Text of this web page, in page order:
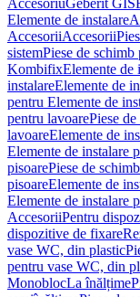
AccesoriuGeberit GIS
Elemente de instalare
AccesoriiAccesorii
sistemPiese de schimb
KombifixElemente de
instalareElemente de
pentru Elemente de
pentru lavoarePiese
lavoareElemente de
Elemente de instalare
pisoarePiese de
pisoareElemente de
Elemente de instalare
AccesoriiPentru
dispozitive de fixare
vase WC, din plastic
pentru vase WC, din
MonoblocLa înălțime